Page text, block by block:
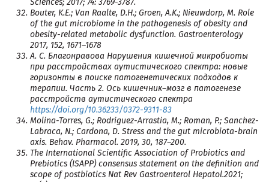
Sciences; 2017; 74: 3769-3787.
Bouter, K.E.; Van Raalte, D.H.; Groen, A.K.; Nieuwdorp, M. Role
of the gut microbiome in the pathogenesis of obesity and
obesity-related metabolic dysfunction. Gastroenterology
2017, 152, 1671–1678
А. С. Благонравова Нарушения кишечной микробиоты
при расстройствах аутистического спектра: новые
горизонты в поиске патогенетических подходов к
терапии. Часть 2. Ось кишечник–мозг в патогенезе
расстройств аутистического спектра
https://doi.org/10.36233/0372-9311-83
Molina-Torres, G.; Rodriguez-Arrastia, M.; Roman, P.; Sanchez-
Labraca, N.; Cardona, D. Stress and the gut microbiota-brain
axis. Behav. Pharmacol. 2019, 30, 187–200.
The International Scientific Association of Probiotics and
Prebiotics (ISAPP) consensus statement on the definition and
scope of postbiotics Nat Rev Gastroenterol Hepatol.2021;